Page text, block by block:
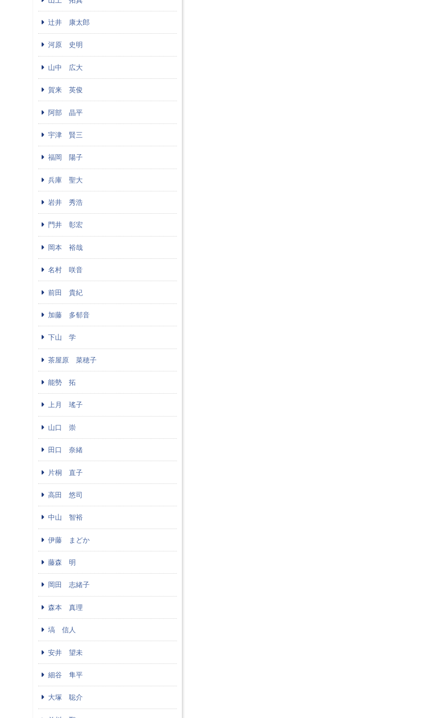
辻井 康太郎
河原 史明
山中 広大
賀来 英俊
阿部 晶平
宇津 賢三
福岡 陽子
兵庫 聖大
岩井 秀浩
門井 彰宏
岡本 裕哉
名村 咲音
前田 貴紀
加藤 多郁音
下山 学
茶屋原 菜穂子
能勢 拓
上月 瑤子
山口 崇
田口 奈緒
片桐 直子
高田 悠司
中山 智裕
伊藤 まどか
藤森 明
岡田 志緒子
森本 真理
塙 信人
安井 望未
細谷 隼平
大塚 聡介